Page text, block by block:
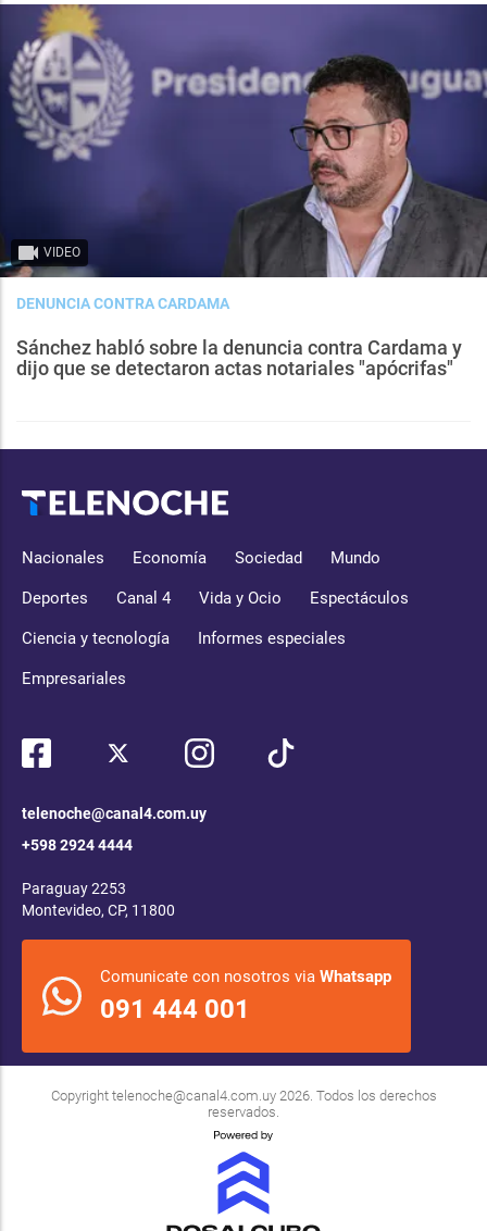
VIDEO
DENUNCIA CONTRA CARDAMA
Sánchez habló sobre la denuncia contra Cardama y
dijo que se detectaron actas notariales "apócrifas"
Nacionales Economía Sociedad Mundo
Deportes Canal 4 Vida y Ocio Espectáculos
Ciencia y tecnología Informes especiales
Empresariales
telenoche@canal4.com.uy
+598 2924 4444
Paraguay 2253
Montevideo, CP, 11800
Comunicate con nosotros via Whatsapp
091 444 001
Copyright telenoche@canal4.com.uy2026. Todos los derechos
reservados.